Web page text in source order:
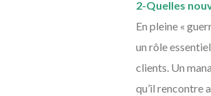
2-Quelles
En pleine «
un rôle
clients. Un
qu’il rencontre